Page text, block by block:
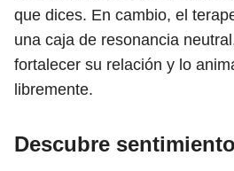
que dices. En cambio, el
una caja de resonancia
fortalecer su relación y lo
libremente.
Descubre